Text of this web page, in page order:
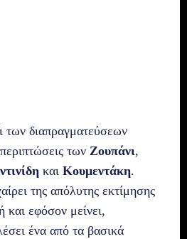
των διαπραγματεύσεων
των Ζουπάνι,
και Κουμεντάκη.
της απόλυτης εκτίμησης
και εφόσον μείνει,
ένα από τα βασικά